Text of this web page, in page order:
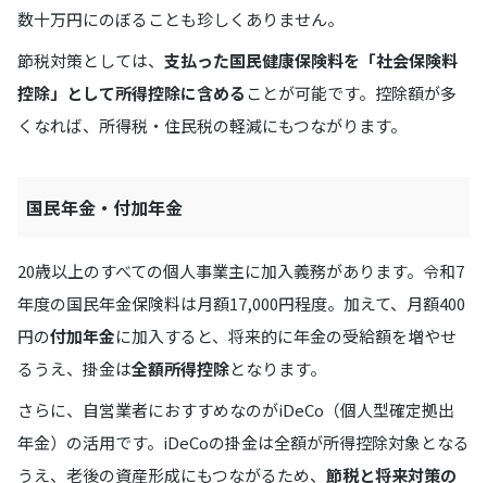
数十万円にのぼることも珍しくありません。
節税対策としては、 支払った国民健康保険料を「社会保険料
控除」として所得控除に含めることが可能です。控除額が多
くなれば、所得税・住民税の軽減にもつながります。
国民年金・付加年金
20歳以上のすべての個人事業主に加入義務があります。令和7
年度の国民年金保険料は月額17,000円程度。加えて、月額400
円の付加年金に加入すると、将来的に年金の受給額を増やせ
るうえ、掛金は全額所得控除となります。
さらに、自営業者におすすめなのがiDeCo（個人型確定拠出
年金）の活用です。iDeCoの掛金は全額が所得控除対象となる
うえ、老後の資産形成にもつながるため、 節税と将来対策の